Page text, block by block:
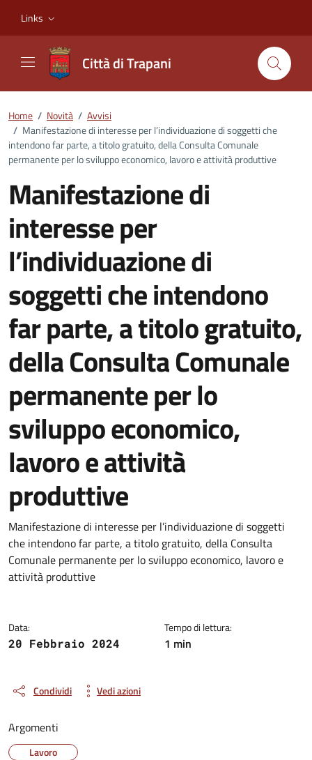
Links
Città di Trapani
Home / Novità / Avvisi
/ Manifestazione di interesse per l’individuazione di soggetti che
intendono far parte, a titolo gratuito, della Consulta Comunale
permanente per lo sviluppo economico, lavoro e attività produttive
Manifestazione di
interesse per
l’individuazione di
soggetti che intendono
far parte, a titolo gratuito,
della Consulta Comunale
permanente per lo
sviluppo economico,
lavoro e attività
produttive
Dettagli della notizia
Manifestazione di interesse per l’individuazione di soggetti
che intendono far parte, a titolo gratuito, della Consulta
Comunale permanente per lo sviluppo economico, lavoro e
attività produttive
Data:
20 Febbraio 2024
Tempo di lettura:
1 min
Condividi Vedi azioni
Argomenti
Lavoro